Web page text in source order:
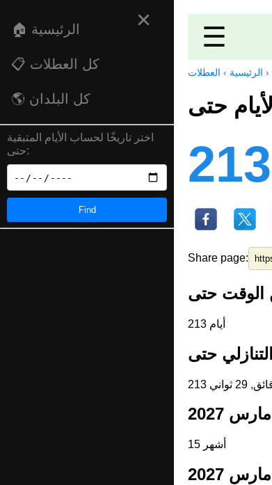
× 🏠 الرئيسية
📋 كل العطلات
🌎 كل البلدان
اختر تاريخًا لحساب الأيام المتبقية
حتى:
Find
☰
الرئيسية › العطلات ›
Share page:
213 أيام
15 أشهر